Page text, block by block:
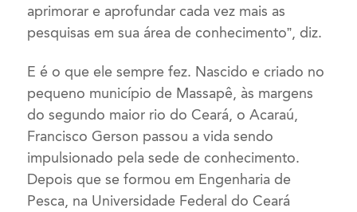
aprimorar e aprofundar cada vez mais as
pesquisas em sua área de conhecimento”, diz.
E é o que ele sempre fez. Nascido e criado no
pequeno município de Massapê, às margens
do segundo maior rio do Ceará, o Acaraú,
Francisco Gerson passou a vida sendo
impulsionado pela sede de conhecimento.
Depois que se formou em Engenharia de
Pesca, na Universidade Federal do Ceará